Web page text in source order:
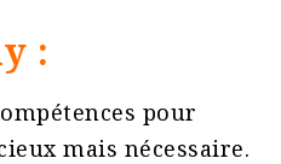
:
pour
mais nécessaire.